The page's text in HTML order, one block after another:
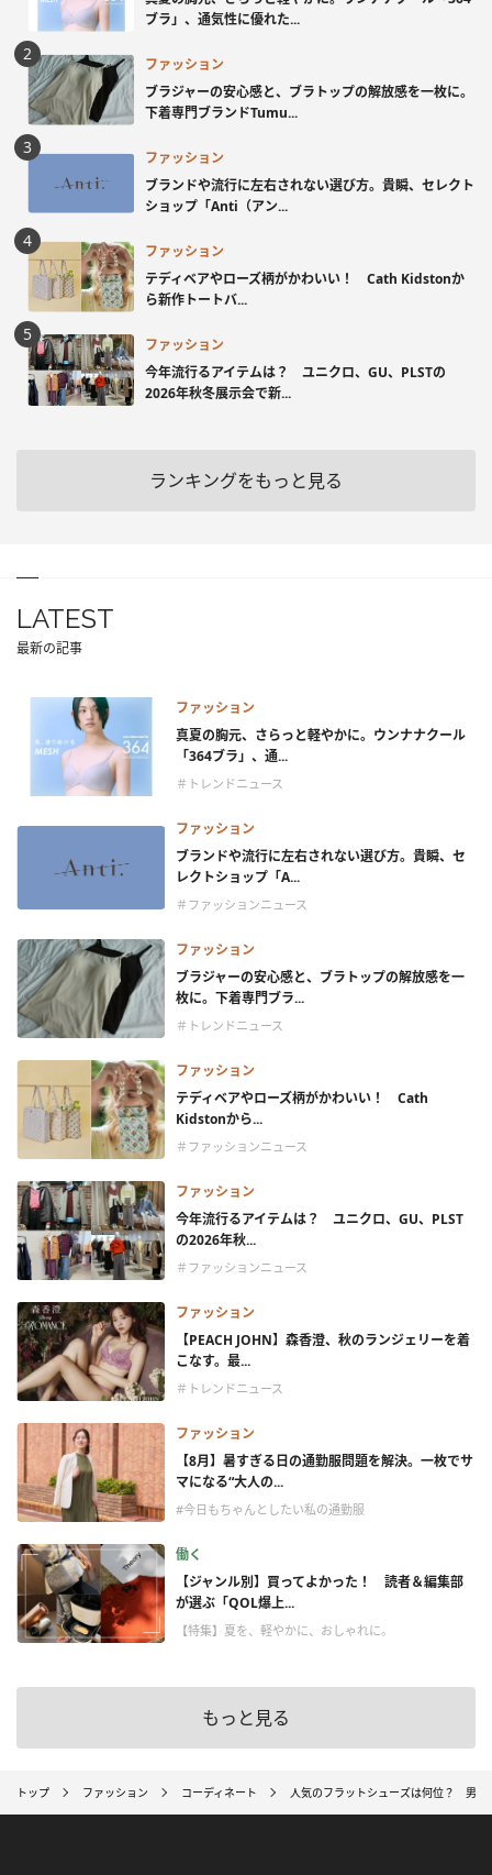
ブラ」、通気性に優れた...
ファッション
ブラジャーの安心感と、ブラトップの解放感を一枚に。
下着専門ブランドTumu...
ファッション
ブランドや流行に左右されない選び方。貴瞬、セレクト
ショップ「Anti（アン...
ファッション
テディベアやローズ柄がかわいい！ Cath Kidstonか
ら新作トートバ...
ファッション
今年流行るアイテムは？ ユニクロ、GU、PLSTの
2026年秋冬展示会で新...
ランキングをもっと見る
LATEST
最新の記事
ファッション
真夏の胸元、さらっと軽やかに。ウンナナクール
「364ブラ」、通...
＃トレンドニュース
ファッション
ブランドや流行に左右されない選び方。貴瞬、セ
レクトショップ「A...
＃ファッションニュース
ファッション
ブラジャーの安心感と、ブラトップの解放感を一
枚に。下着専門ブラ...
＃トレンドニュース
ファッション
テディベアやローズ柄がかわいい！ Cath
Kidstonから...
＃ファッションニュース
ファッション
今年流行るアイテムは？ ユニクロ、GU、PLST
の2026年秋...
＃ファッションニュース
ファッション
【PEACH JOHN】森香澄、秋のランジェリーを着
こなす。最...
＃トレンドニュース
ファッション
【8月】暑すぎる日の通勤服問題を解決。一枚でサ
マになる“大人の...
#今日もちゃんとしたい私の通勤服
働く
【ジャンル別】買ってよかった！ 読者＆編集部
が選ぶ「QOL爆上...
【特集】夏を、軽やかに、おしゃれに。
もっと見る
トップ ファッション コーディネート 人気のフラットシューズは何位？ 男性